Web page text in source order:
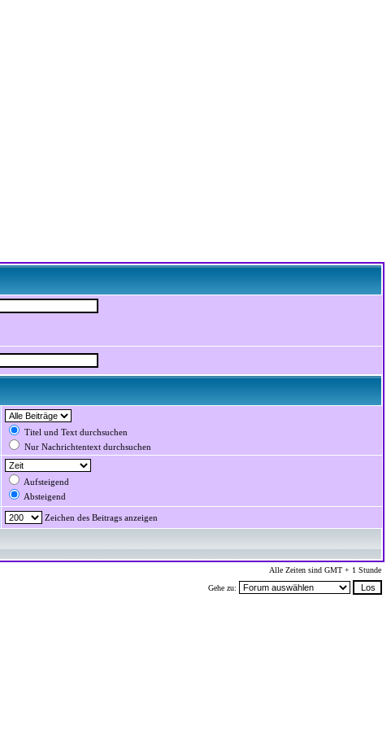
Titel und Text durchsuchen
Nur Nachrichtentext durchsuchen
Aufsteigend
Absteigend
Zeichen des Beitrags anzeigen
Alle Zeiten sind GMT + 1 Stunde
Gehe zu: